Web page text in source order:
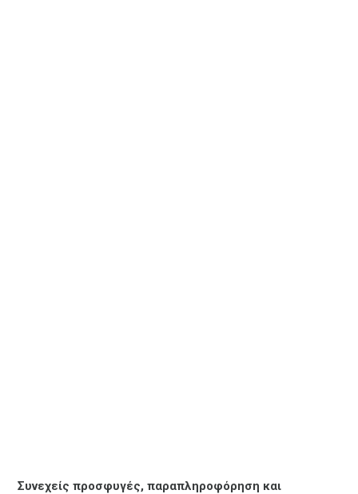
Συνεχείς προσφυγές, παραπληροφόρηση και